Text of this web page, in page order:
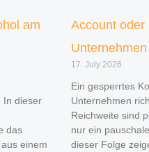
am
In dieser
das
einem
Account oder
17. July 2026
Ein gesperrtes
Unternehmen
Reichweite sind
nur ein
dieser Folge